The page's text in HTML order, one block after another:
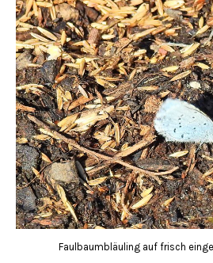
Faulbaumbläuling auf frisch